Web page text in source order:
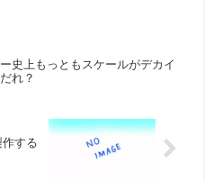
史上もっともスケールがデカイ
れ？
する